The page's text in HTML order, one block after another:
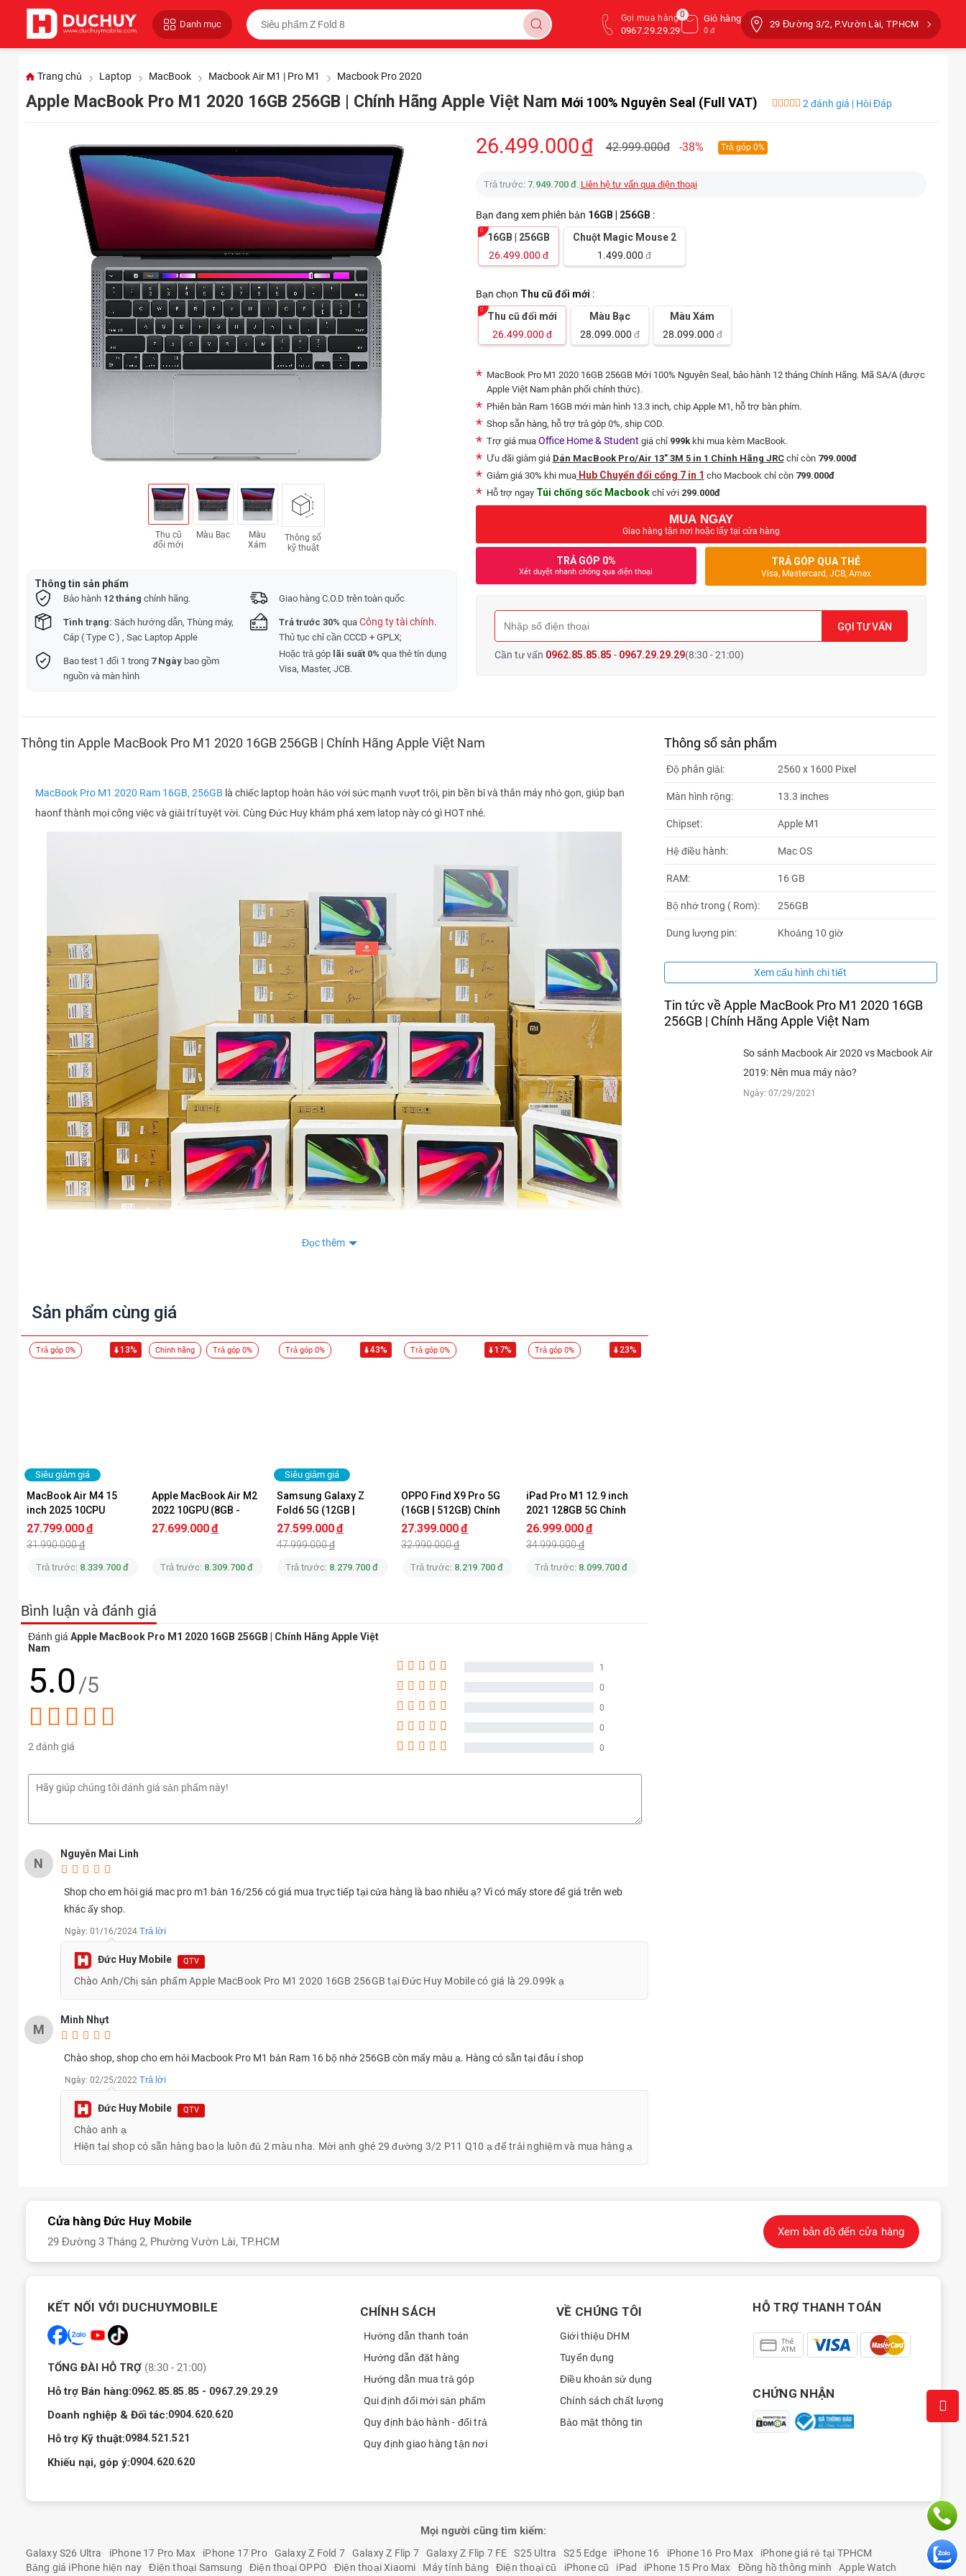
Danh mục
Gọi mua hàng
0967.29.29.29
Giỏ hàng
0 đ
0
29 Đường 3/2, P.Vườn Lài, TPHCM
Trang chủ Laptop MacBook Macbook Air M1 | Pro M1 Macbook Pro 2020
Apple MacBook Pro M1 2020 16GB 256GB | Chính Hãng Apple Việt Nam Mới 100% Nguyên Seal (Full VAT) 2 đánh giá | Hỏi Đáp
Thu cũ
đổi mới
Màu Bạc
Màu
Xám
Thông số
kỹ thuật
Thông tin sản phẩm
Bảo hành12 tháng chính hãng. Giao hàng C.O.D trên toàn quốc
Tình trạng: Sách hướng dẫn, Thùng máy,
Cáp ( Type C ) , Sạc Laptop Apple
Trả trước 30% qua Công ty tài chính.
Thủ tục chỉ cần CCCD + GPLX;
Bao test 1 đổi 1 trong 7 Ngàybao gồm
nguồn và màn hình
Hoặc trả góp lãi suất 0% qua thẻ tín dụng
Visa, Master, JCB.
26.499.000đ 42.999.000đ -38% Trả góp 0%
Trả trước: 7.949.700 đ. Liên hệ tư vấn qua điện thoại
Bạn đang xem phiên bản 16GB | 256GB :
16GB | 256GB
26.499.000 đ
Chuột Magic Mouse 2
1.499.000 đ
Bạn chọn Thu cũ đổi mới :
Thu cũ đổi mới
26.499.000 đ
Màu Bạc
28.099.000 đ
Màu Xám
28.099.000 đ
MacBook Pro M1 2020 16GB 256GB Mới 100% Nguyên Seal, bảo hành 12 tháng Chính Hãng. Mã SA/A (được
Apple Việt Nam phân phối chính thức).
Phiên bản Ram 16GB mới màn hình 13.3 inch, chip Apple M1, hỗ trợ bàn phím.
Shop sẵn hàng, hỗ trợ trả góp 0%, ship COD.
Trợ giá mua Office Home & Student giá chỉ 999kkhi mua kèm MacBook.
Ưu đãi giảm giá Dán MacBook Pro/Air 13" 3M 5 in 1 Chính Hãng JRCchỉ còn 799.000đ
Giảm giá 30% khi mua Hub Chuyển đổi cổng 7 in 1 cho Macbook chỉ còn799.000đ
Hỗ trợ ngay Túi chống sốc Macbookchỉ với 299.000đ
MUA NGAY
Giao hàng tận nơi hoặc lấy tại cửa hàng
TRẢ GÓP 0%
Xét duyệt nhanh chóng qua điện thoại
TRẢ GÓP QUA THẺ
Visa, Mastercard, JCB, Amex
GỌI TƯ VẤN
Cần tư vấn 0962.85.85.85 - 0967.29.29.29(8:30 - 21:00)
Thông tin Apple MacBook Pro M1 2020 16GB 256GB | Chính Hãng Apple Việt Nam
MacBook Pro M1 2020 Ram 16GB, 256GB là chiếc laptop hoàn hảo với sức mạnh vượt trội, pin bền bỉ và thân máy nhỏ gọn, giúp bạn
haonf thành mọi công việc và giải trí tuyệt vời. Cùng Đức Huy khám phá xem latop này có gì HOT nhé.
0%, bảo hành 12 tháng và giao hàng tận nơi toàn quốc.
MacBook Pro 2020vẫn có thiết kế đặc trung của những chiếc
Máy tính MacBook Pro M1 2020sở hữu màn hình Retina siêu đẹp với đèn nền LED mang tới màu đen sâu và ánh sáng trắng. Bên
cạnh đó màn hình này của MacBook Pro M1 2020 hỗ trợ công nghệ màu P3 cho dải màu rộng hơn tới 25% so với sRGB, công nghệ
True Tone, điều chỉnh màu sắc theo môi trường và ánh sáng xung quanh. Màn hình của MacBook Pro M1 2020 Ram 16GB, 256GB
không chỉ cho chất lượng hiển thị sắc nét mà còn mang đến trải nghiệm dễ chịu cho mắt của người dùng.
Đọc thêm
Sản phẩm cùng giá
Trả góp 0% 13%
Siêu giảm giá
MacBook Air M4 15
inch 2025 10CPU
10GPU 16GB 256GB
Chính Hãng
27.799.000đ
31.990.000đ
Trả trước: 8.339.700 đ
Chính hãng Trả góp 0%
Apple MacBook Air M2
2022 10GPU (8GB -
512GB) | Chính Hãng
27.699.000đ
Trả trước: 8.309.700 đ
Trả góp 0% 43%
Siêu giảm giá
Samsung Galaxy Z
Fold6 5G (12GB |
512GB) Chính Hãng
27.599.000đ
47.999.000đ
Trả trước: 8.279.700 đ
Trả góp 0% 17%
OPPO Find X9 Pro 5G
(16GB | 512GB) Chính
Hãng
27.399.000đ
32.990.000đ
Trả trước: 8.219.700 đ
Trả góp 0% 23%
iPad Pro M1 12.9 inch
2021 128GB 5G Chính
Hãng Apple
26.999.000đ
34.999.000đ
Trả trước: 8.099.700 đ
Bình luận và đánh giá
Đánh giá Apple MacBook Pro M1 2020 16GB 256GB | Chính Hãng Apple Việt
Nam
5.0/5
2 đánh giá
1
0
0
0
0
N
Nguyễn Mai Linh
Shop cho em hỏi giá mac pro m1 bản 16/256 có giá mua trực tiếp tại cửa hàng là bao nhiêu ạ? Vì có mấy store để giá trên web
khác ấy shop.
Ngày: 01/16/2024 Trả lời
Đức Huy Mobile QTV
Chào Anh/Chị sản phẩm Apple MacBook Pro M1 2020 16GB 256GB tại Đức Huy Mobile có giá là 29.099k ạ
M
Minh Nhựt
Chào shop, shop cho em hỏi Macbook Pro M1 bản Ram 16 bộ nhớ 256GB còn mấy màu ạ. Hàng có sẵn tại đâu í shop
Ngày: 02/25/2022 Trả lời
Đức Huy Mobile QTV
Chào anh ạ
Hiện tại shop có sẵn hàng bao la luôn đủ 2 màu nha. Mời anh ghé 29 đường 3/2 P11 Q10 ạ để trải nghiệm và mua hàng ạ
Thông số sản phẩm
Độ phân giải: 2560 x 1600 Pixel
Màn hình rộng: 13.3 inches
Chipset: Apple M1
Hệ điều hành: Mac OS
RAM: 16 GB
Bộ nhớ trong ( Rom): 256GB
Dung lượng pin: Khoảng 10 giờ
Xem cấu hình chi tiết
Tin tức về Apple MacBook Pro M1 2020 16GB
256GB | Chính Hãng Apple Việt Nam
So sánh Macbook Air 2020 vs Macbook Air
2019: Nên mua máy nào?
Ngày: 07/29/2021
Cửa hàng Đức Huy Mobile
29 Đường 3 Tháng 2, Phường Vườn Lài, TP.HCM
Xem bản đồ đến cửa hàng
KẾT NỐI VỚI DUCHUYMOBILE
TỔNG ĐÀI HỖ TRỢ (8:30 - 21:00)
Hỗ trợ Bán hàng:0962.85.85.85 - 0967.29.29.29
Doanh nghiệp & Đối tác:0904.620.620
Hỗ trợ Kỹ thuật:0984.521.521
Khiếu nại, góp ý:0904.620.620
CHÍNH SÁCH
Hướng dẫn thanh toán
Hướng dẫn đặt hàng
Hướng dẫn mua trả góp
Qui định đổi mới sản phẩm
Quy định bảo hành - đổi trả
Quy định giao hàng tận nơi
VỀ CHÚNG TÔI
Giới thiệu DHM
Tuyển dụng
Điều khoản sử dụng
Chính sách chất lượng
Bảo mật thông tin
HỖ TRỢ THANH TOÁN
CHỨNG NHẬN
Mọi người cũng tìm kiếm:
Galaxy S26 Ultra iPhone 17 Pro Max iPhone 17 Pro Galaxy Z Fold 7 Galaxy Z Flip 7 Galaxy Z Flip 7 FE S25 Ultra S25 Edge iPhone 16 iPhone 16 Pro Max
iPhone giá rẻ tại TPHCM
Bảng giá iPhone hiện nay
Điện thoại Samsung Điện thoại OPPO Điện thoại Xiaomi Máy tính bảng Điện thoại cũ iPhone cũ iPad iPhone 15 Pro Max Đồng hồ thông minh Apple Watch